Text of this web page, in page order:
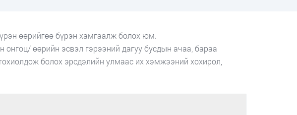
өөрийгөө бүрэн хамгаалж болох юм.
онгоц/ өөрийн эсвэл гэрээний дагуу бусдын ачаа, бараа
болох эрсдэлийн улмаас их хэмжээний хохирол,